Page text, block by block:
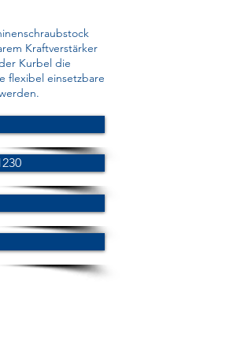
Kraftverstärker
Kurbel die
flexibel einsetzbare